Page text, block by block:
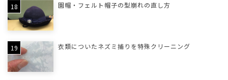
園帽・フェルト帽子の型崩れの直し方
衣類についたネズミ捕りを特殊クリーニング